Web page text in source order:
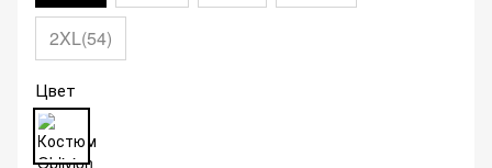
2XL(54)
Цвет